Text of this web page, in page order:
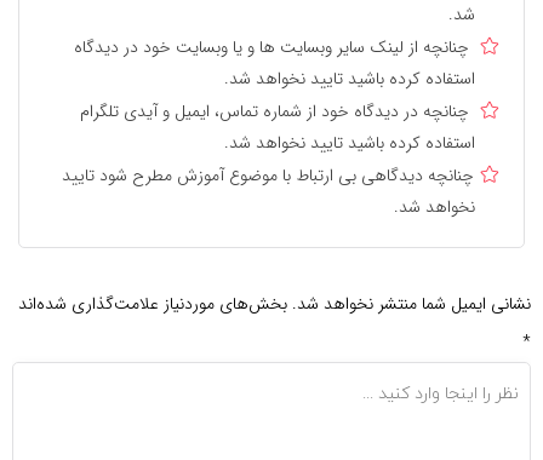
شد.
چنانچه از لینک سایر وبسایت ها و یا وبسایت خود در دیدگاه
استفاده کرده باشید تایید نخواهد شد.
چنانچه در دیدگاه خود از شماره تماس، ایمیل و آیدی تلگرام
استفاده کرده باشید تایید نخواهد شد.
چنانچه دیدگاهی بی ارتباط با موضوع آموزش مطرح شود تایید
نخواهد شد.
نشانی ایمیل شما منتشر نخواهد شد. بخش‌های موردنیاز علامت‌گذاری شده‌اند
*